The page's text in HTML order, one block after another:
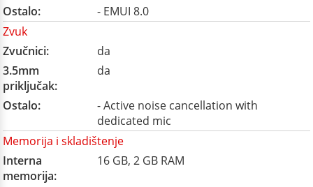
Ostalo:
- EMUI 8.0
Zvuk
Zvučnici:
da
3.5mm
priključak:
da
Ostalo:
- Active noise cancellation with
dedicated mic
Memorija i skladištenje
Interna
memorija:
16 GB, 2 GB RAM